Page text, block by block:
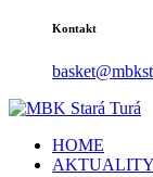
Kontakt
HOME
AKTUALITY